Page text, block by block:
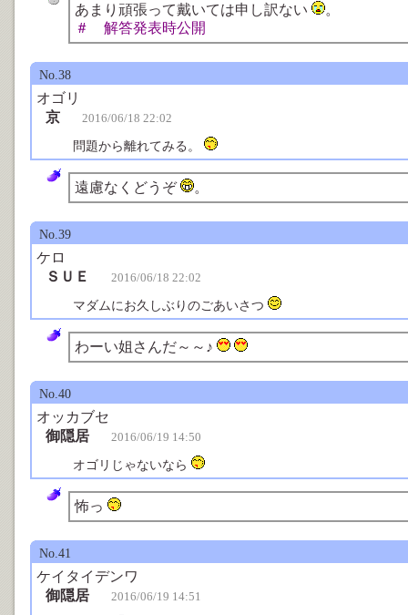
あまり頑張って戴いては申し訳ない
。
＃ 解答発表時公開
No.38
オゴリ
京
2016/06/18 22:02
問題から離れてみる。
遠慮なくどうぞ 。
No.39
ケロ
ＳＵＥ
2016/06/18 22:02
マダムにお久しぶりのごあいさつ
わーい姐さんだ～～♪
No.40
オッカブセ
御隠居
2016/06/19 14:50
オゴリじゃないなら
怖っ
No.41
ケイタイデンワ
御隠居
2016/06/19 14:51